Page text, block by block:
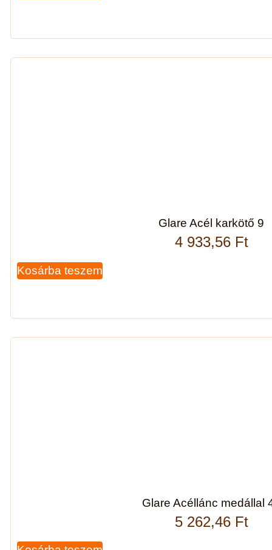
Glare Acél karkötő 9
4 933,56 Ft
Kosárba teszem
Glare Acéllánc medállal
5 262,46 Ft